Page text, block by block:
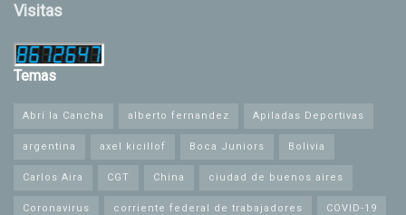
Visitas
Temas
Abrí la Cancha alberto fernandez Apiladas Deportivas
argentina axel kicillof Boca Juniors Bolivia
Carlos Aira CGT China ciudad de buenos aires
Coronavirus corriente federal de trabajadores COVID-19